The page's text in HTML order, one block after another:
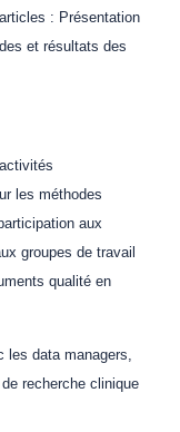
: Présentation
et résultats des
les méthodes
aux
groupes de travail
qualité en
les data managers,
recherche clinique